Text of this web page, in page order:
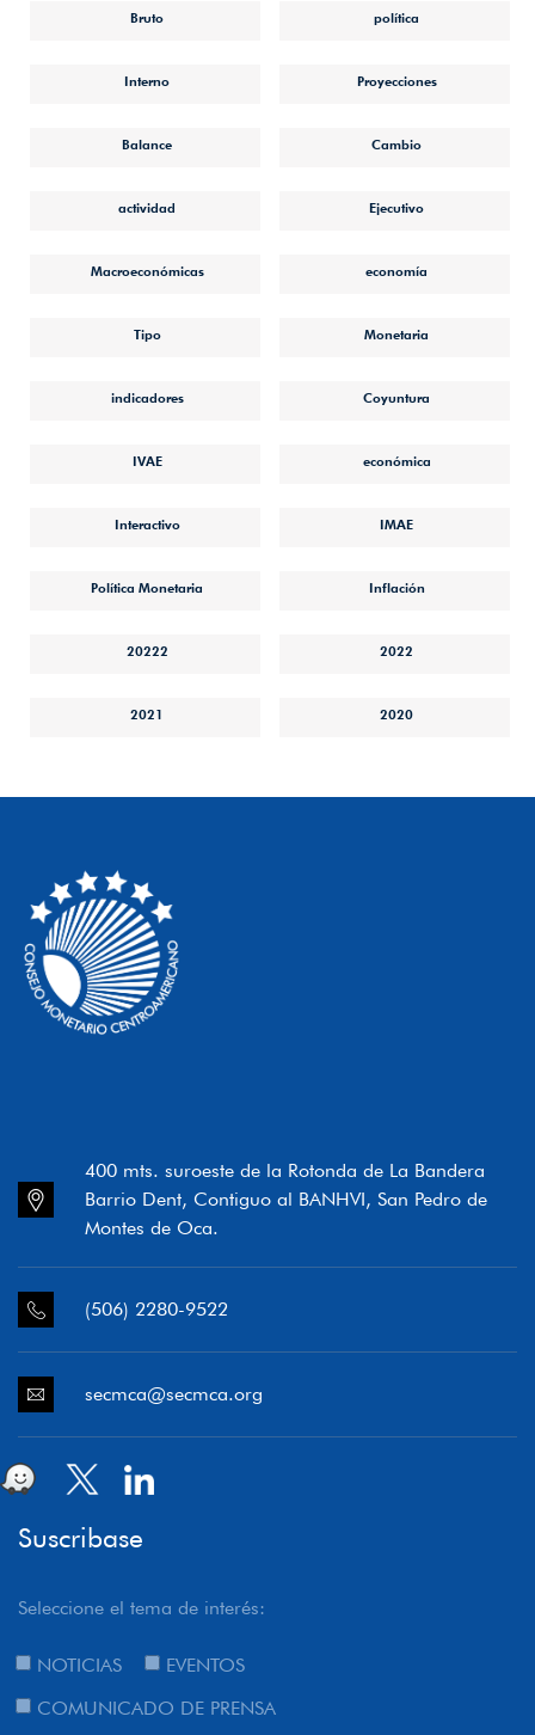
Bruto política
Interno Proyecciones
Balance Cambio
actividad Ejecutivo
Macroeconómicas economía
Tipo Monetaria
indicadores Coyuntura
IVAE económica
Interactivo IMAE
Política Monetaria Inflación
20222 2022
2021 2020
400 mts. suroeste de la Rotonda de La Bandera
Barrio Dent, Contiguo al BANHVI, San Pedro de
Montes de Oca.
(506) 2280-9522
secmca@secmca.org
Suscribase
Seleccione el tema de interés:
NOTICIAS
EVENTOS
COMUNICADO DE PRENSA